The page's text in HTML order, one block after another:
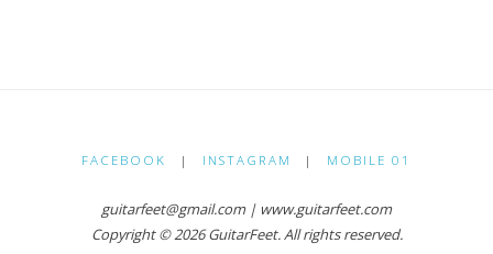
FACEBOOK | INSTAGRAM | MOBILE 01
guitarfeet@gmail.com | www.guitarfeet.com
Copyright © 2026 GuitarFeet. All rights reserved.